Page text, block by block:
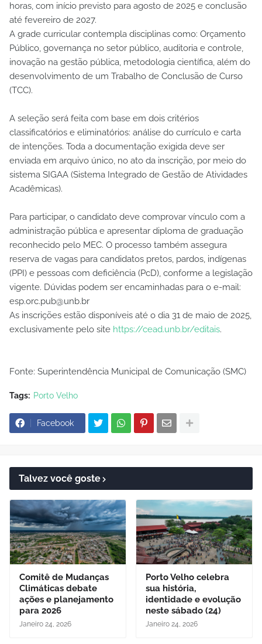
horas, com início previsto para agosto de 2025 e conclusão
até fevereiro de 2027.
A grade curricular contempla disciplinas como: Orçamento
Público, governança no setor público, auditoria e controle,
inovação na gestão pública, metodologia científica, além do
desenvolvimento de um Trabalho de Conclusão de Curso
(TCC).
A seleção será feita com base em dois critérios
classificatórios e eliminatórios: análise do currículo e carta
de intenções. Toda a documentação exigida deve ser
enviada em arquivo único, no ato da inscrição, por meio do
sistema SIGAA (Sistema Integrado de Gestão de Atividades
Acadêmicas).
Para participar, o candidato deve comprovar vínculo com a
administração pública e apresentar diploma de graduação
reconhecido pelo MEC. O processo também assegura
reserva de vagas para candidatos pretos, pardos, indígenas
(PPI) e pessoas com deficiência (PcD), conforme a legislação
vigente. Dúvidas podem ser encaminhadas para o e-mail:
esp.orc.pub@unb.br
As inscrições estão disponíveis até o dia 31 de maio de 2025,
exclusivamente pelo site https://cead.unb.br/editais.
Fonte: Superintendência Municipal de Comunicação (SMC)
Tags: Porto Velho
Facebook
Talvez você goste
Comitê de Mudanças
Climáticas debate
ações e planejamento
para 2026
Janeiro 24, 2026
Porto Velho celebra
sua história,
identidade e evolução
neste sábado (24)
Janeiro 24, 2026